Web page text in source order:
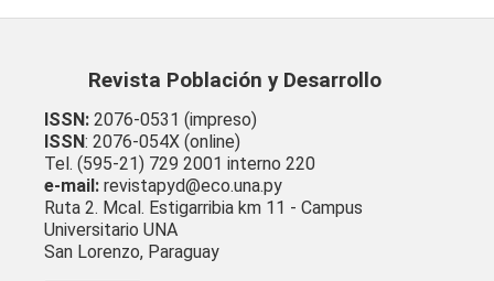
Revista Población y Desarrollo
ISSN:2076-0531 (impreso)
ISSN: 2076-054X (online)
Tel. (595-21) 729 2001 interno 220
e-mail:revistapyd@eco.una.py
Ruta 2. Mcal. Estigarribia km 11 - Campus
Universitario UNA
San Lorenzo, Paraguay